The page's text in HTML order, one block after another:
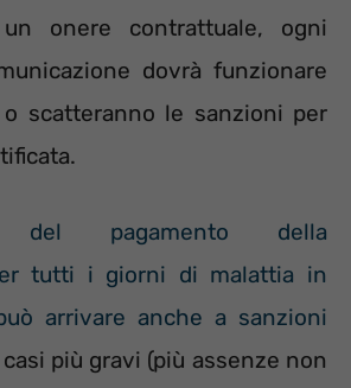
onere contrattuale, ogni
dovrà funzionare
scatteranno le sanzioni per
del pagamento della
tutti i giorni di malattia in
arrivare anche a sanzioni
più gravi (più assenze non